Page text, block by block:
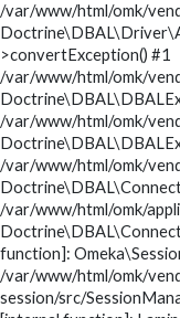
/var/www/html/omk/
>convertException() #1
/var/www/html/omk/
/var/www/html/omk/
/var/www/html/omk/
/var/www/html/omk/
function]:
/var/www/html/omk/
session/src/